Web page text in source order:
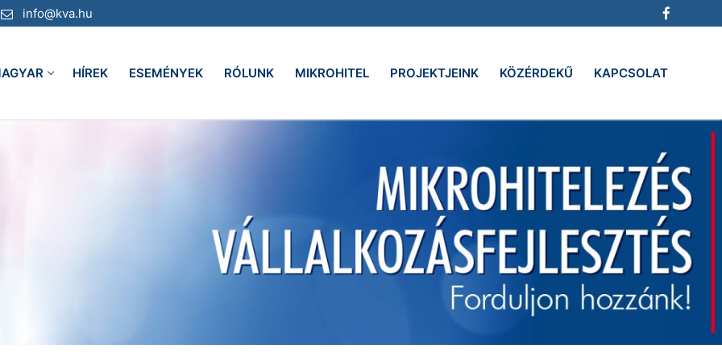
info@kva.hu
HÍREK ESEMÉNYEK RÓLUNK MIKROHITEL PROJEKTJEINK KÖZÉRDEKŰ KAPCSOLAT